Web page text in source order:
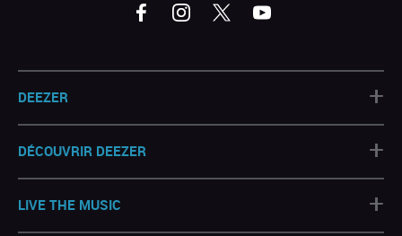
DEEZER +
DÉCOUVRIR DEEZER +
LIVE THE MUSIC +